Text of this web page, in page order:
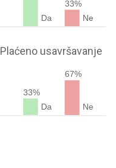
Da
33%
Ne
Plaćeno usavršavanje
33%
Da
67%
Ne